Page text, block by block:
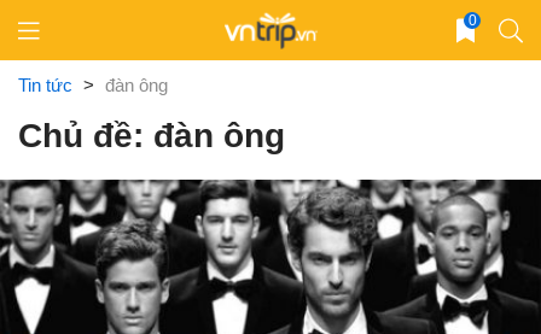
content
0
Tin tức > đàn ông
Chủ đề: đàn ông